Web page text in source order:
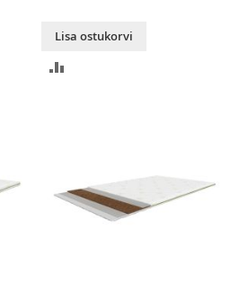
Lisa ostukorvi